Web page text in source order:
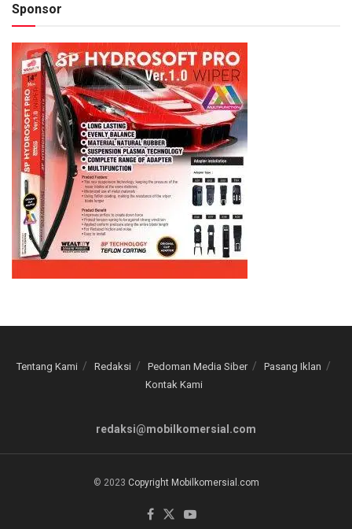
Sponsor
Tentang Kami Redaksi Pedoman Media Siber
Pasang Iklan
Kontak Kami
redaksi@mobilkomersial.com
© 2023 Copyright Mobilkomersial.com